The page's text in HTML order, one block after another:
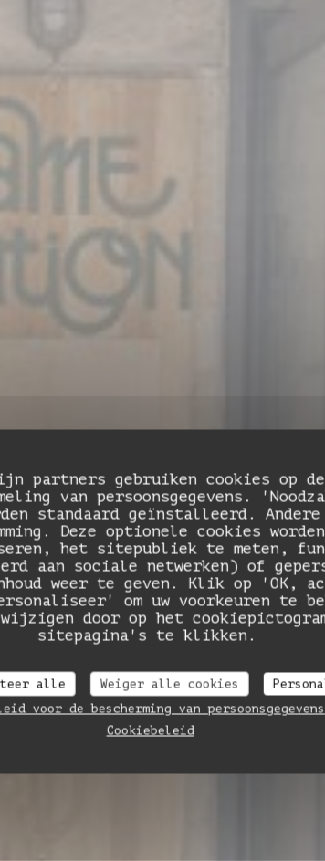
partners gebruiken cookies op
van persoonsgegevens.
standaard geïnstalleerd.
Deze optionele cookies
het sitepubliek te meten,
aan sociale netwerken) of
weer te geven. Klik op 'OK,
om uw voorkeuren te
wijzigen door op het
sitepagina's te klikken.
alle Weiger alle cookies
voor de bescherming van persoonsgegevens
Cookiebeleid
MARKTKEUKEN• PARIS
Nation Le
RESERVEER EEN TAFEL
DAME NATION LE RESTO